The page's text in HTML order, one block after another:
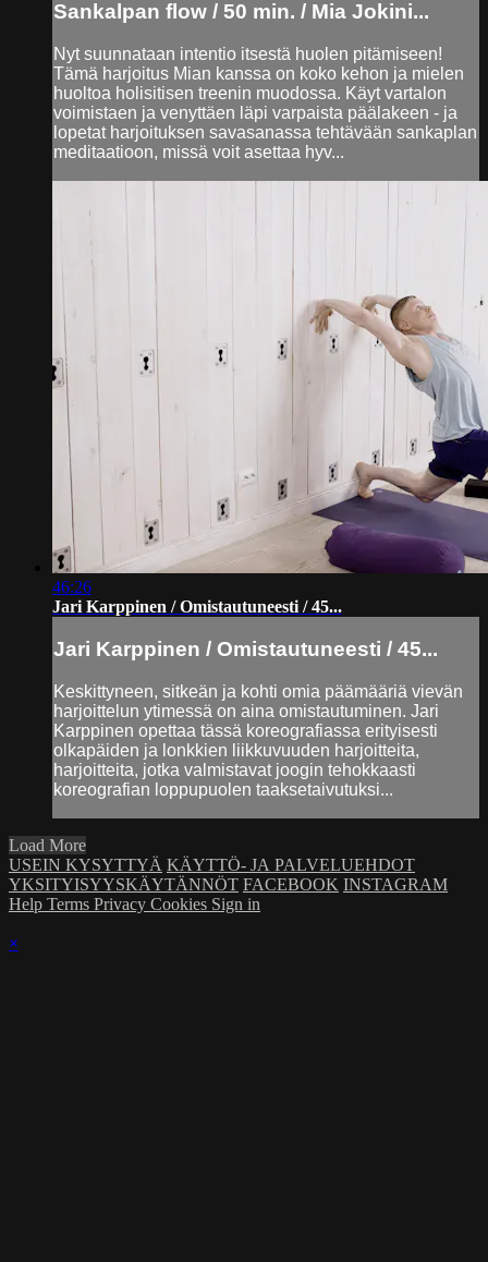
Sankalpan flow / 50 min. / Mia Jokini...
Nyt suunnataan intentio itsestä huolen pitämiseen!
Tämä harjoitus Mian kanssa on koko kehon ja mielen
huoltoa holisitisen treenin muodossa. Käyt vartalon
voimistaen ja venyttäen läpi varpaista päälakeen - ja
lopetat harjoituksen savasanassa tehtävään sankaplan
meditaatioon, missä voit asettaa hyv...
46:26
Jari Karppinen / Omistautuneesti / 45...
Jari Karppinen / Omistautuneesti / 45...
Keskittyneen, sitkeän ja kohti omia päämääriä vievän
harjoittelun ytimessä on aina omistautuminen. Jari
Karppinen opettaa tässä koreografiassa erityisesti
olkapäiden ja lonkkien liikkuvuuden harjoitteita,
harjoitteita, jotka valmistavat joogin tehokkaasti
koreografian loppupuolen taaksetaivutuksi...
Load More
USEIN KYSYTTYÄ KÄYTTÖ- JA PALVELUEHDOT
YKSITYISYYSKÄYTÄNNÖT FACEBOOK INSTAGRAM
Help Terms Privacy Cookies Sign in
×